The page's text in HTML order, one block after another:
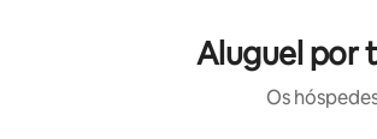
Aluguel por
Os